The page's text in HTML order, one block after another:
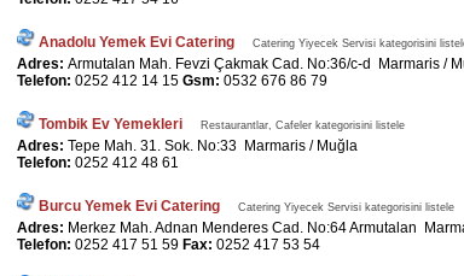
Anadolu Yemek Evi Catering Catering Yiyecek Servisi kategorisini
Adres: Armutalan Mah. Fevzi Çakmak Cad. No:36/c-d Marmaris /
Telefon: 0252 412 14 15 Gsm: 0532 676 86 79
Tombik Ev Yemekleri Restaurantlar, Cafeler kategorisini listele
Adres: Tepe Mah. 31. Sok. No:33 Marmaris / Muğla
Telefon: 0252 412 48 61
Burcu Yemek Evi Catering Catering Yiyecek Servisi kategorisini listele
Adres: Merkez Mah. Adnan Menderes Cad. No:64 Armutalan
Telefon: 0252 417 51 59 Fax: 0252 417 53 54